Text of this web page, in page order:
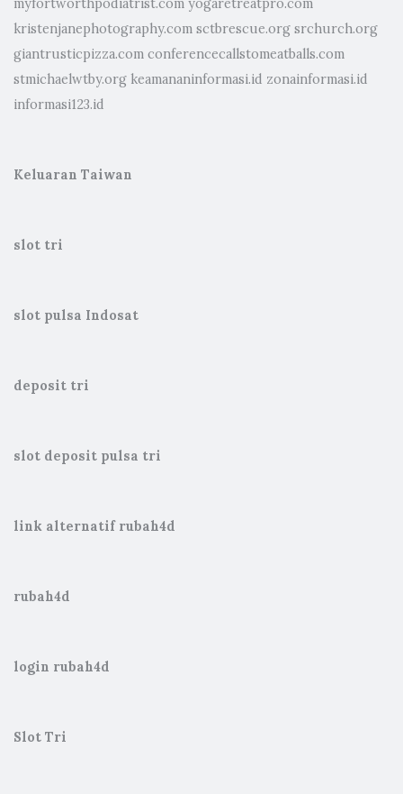
myfortworthpodiatrist.com yogaretreatpro.com
kristenjanephotography.com sctbrescue.org srchurch.org
giantrusticpizza.com conferencecallstomeatballs.com
stmichaelwtby.org keamananinformasi.id zonainformasi.id
informasi123.id
Keluaran Taiwan
slot tri
slot pulsa Indosat
deposit tri
slot deposit pulsa tri
link alternatif rubah4d
rubah4d
login rubah4d
Slot Tri